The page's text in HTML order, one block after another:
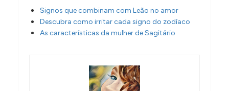
Signos que combinam com Leão no amor
Descubra como irritar cada signo do zodíaco
As características da mulher de Sagitário